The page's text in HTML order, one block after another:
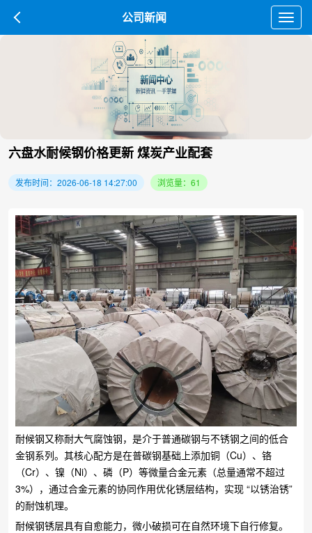
公司新闻
六盘水耐候钢价格更新 煤炭产业配套
发布时间：2026-06-18 14:27:00 浏览量：61
耐候钢又称耐大气腐蚀钢，是介于普通碳钢与不锈钢之间的低合
金钢系列。其核心配方是在普碳钢基础上添加铜（Cu）、铬
（Cr）、镍（Ni）、磷（P）等微量合金元素（总量通常不超过
3%），通过合金元素的协同作用优化锈层结构，实现 “以锈治锈”
的耐蚀机理。​
耐候钢锈层具有自愈能力，微小破损可在自然环境下自行修复。